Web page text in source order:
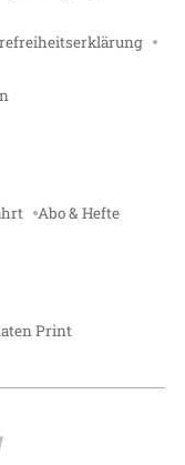
Abo & Hefte
Print